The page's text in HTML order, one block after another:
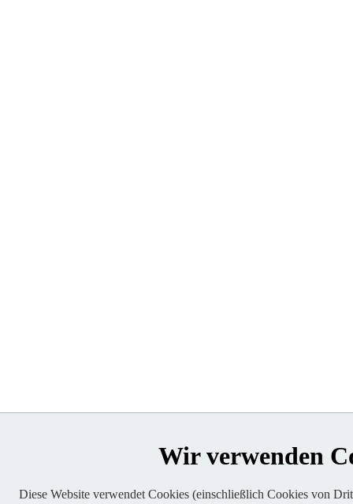
Wir verwenden
Diese Website verwendet Cookies (einschließlich Cookies von